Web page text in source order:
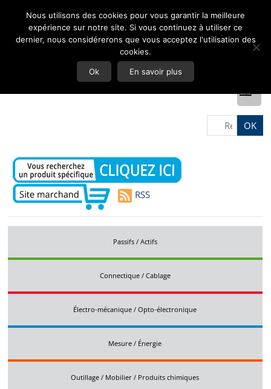
RSS
Passifs / Actifs
Connectique / Cablage
Électro-mécanique / Opto-électronique
Mesure / Énergie
Outillage / Mobilier / Produits chimiques
Nous utilisons des cookies pour vous garantir la meilleure
expérience sur notre site. Si vous continuez à utiliser ce
dernier, nous considérerons que vous acceptez l'utilisation des
cookies.
Ok En savoir plus